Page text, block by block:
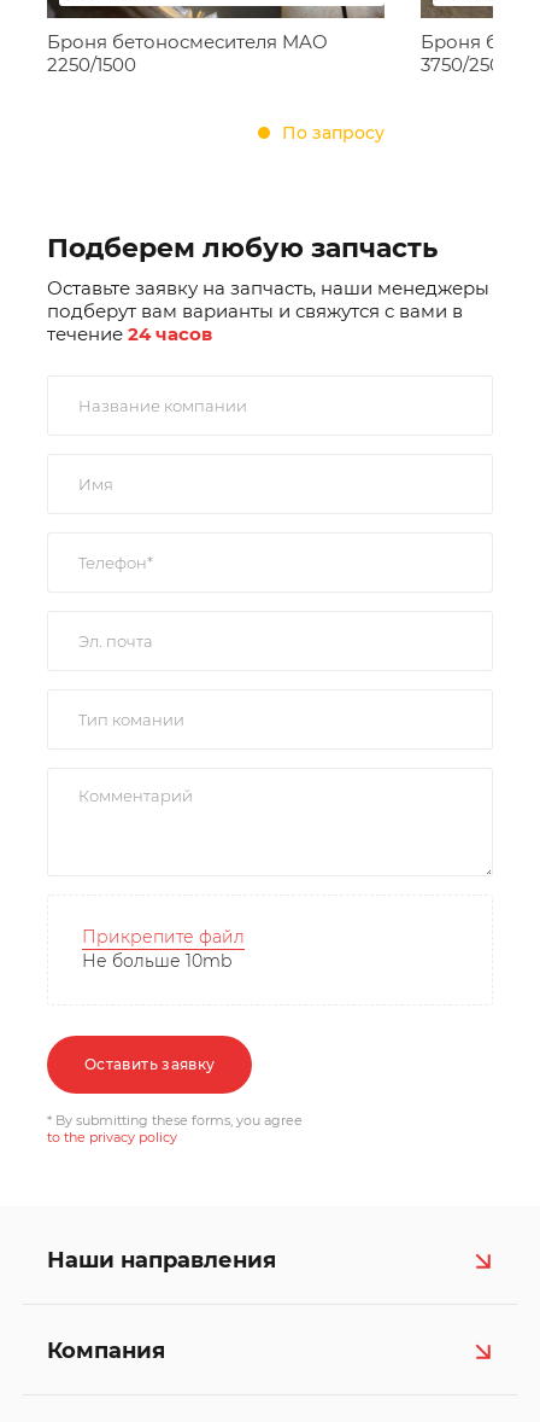
Броня бетоносмесителя MAO
2250/1500
По запросу
Броня
3750/2500
Подберем любую запчасть
Оставьте заявку на запчасть, наши менеджеры
подберут вам варианты и свяжутся с вами в
течение 24 часов
Прикрепите файл
Не больше 10mb
Оставить заявку
* By submitting these forms, you agree
to the privacy policy
Наши направления
Компания